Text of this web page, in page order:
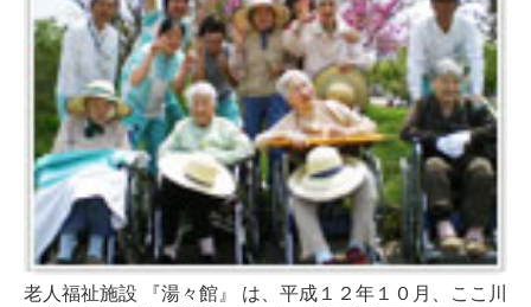
老人福祉施設 『湯々館』 は、平成１２年１０月、ここ川